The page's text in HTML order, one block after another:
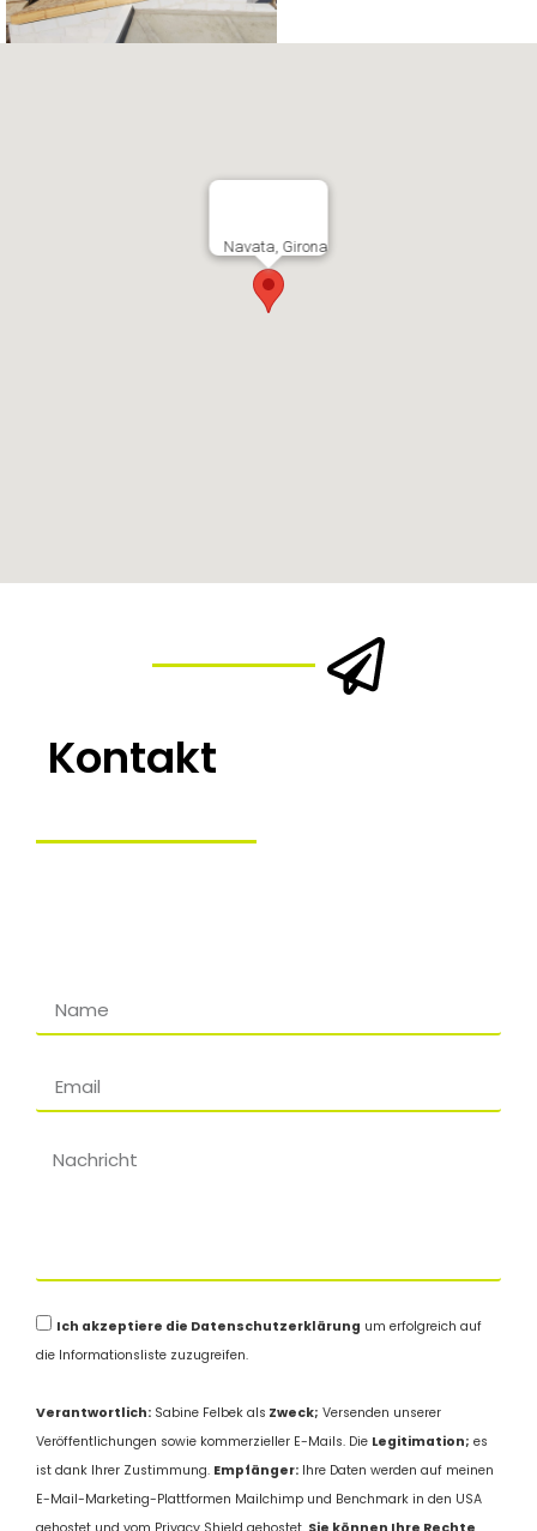
Navata, Girona
Kontakt
Ich akzeptiere die Datenschutzerklärung um erfolgreich auf
die Informationsliste zuzugreifen.
Verantwortlich: Sabine Felbek als Zweck; Versenden unserer
Veröffentlichungen sowie kommerzieller E-Mails. Die Legitimation; es
ist dank Ihrer Zustimmung. Empfänger: Ihre Daten werden auf meinen
E-Mail-Marketing-Plattformen Mailchimp und Benchmark in den USA